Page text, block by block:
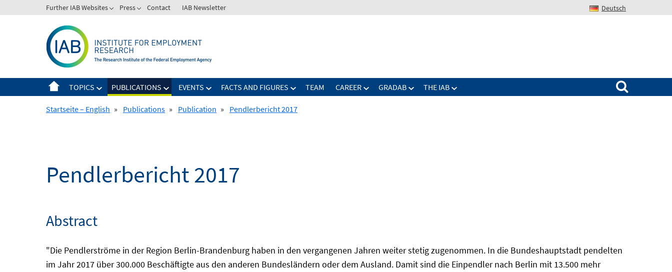
to
Further IAB Websites Press Contact IAB Newsletter Deutsch
TOPICS PUBLICATIONS EVENTS FACTS AND FIGURES TEAM CAREER GRADAB THE IAB
Search for:
Startseite – English » Publications » Publication » Pendlerbericht 2017
Pendlerbericht 2017
Abstract
"Die Pendlerströme in der Region Berlin-Brandenburg haben in den vergangenen Jahren weiter stetig zugenommen. In die Bundeshauptstadt pendelten
im Jahr 2017 über 300.000 Beschäftigte aus den anderen Bundesländern oder dem Ausland. Damit sind die Einpendler nach Berlin mit 13.500 mehr